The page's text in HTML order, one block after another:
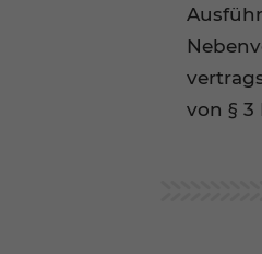
von § 3